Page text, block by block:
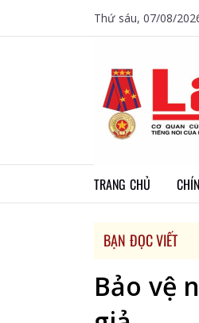
Thứ sáu, 07/08/
TRANG CHỦ
BẠN ĐỌC VIẾT
Bảo vệ